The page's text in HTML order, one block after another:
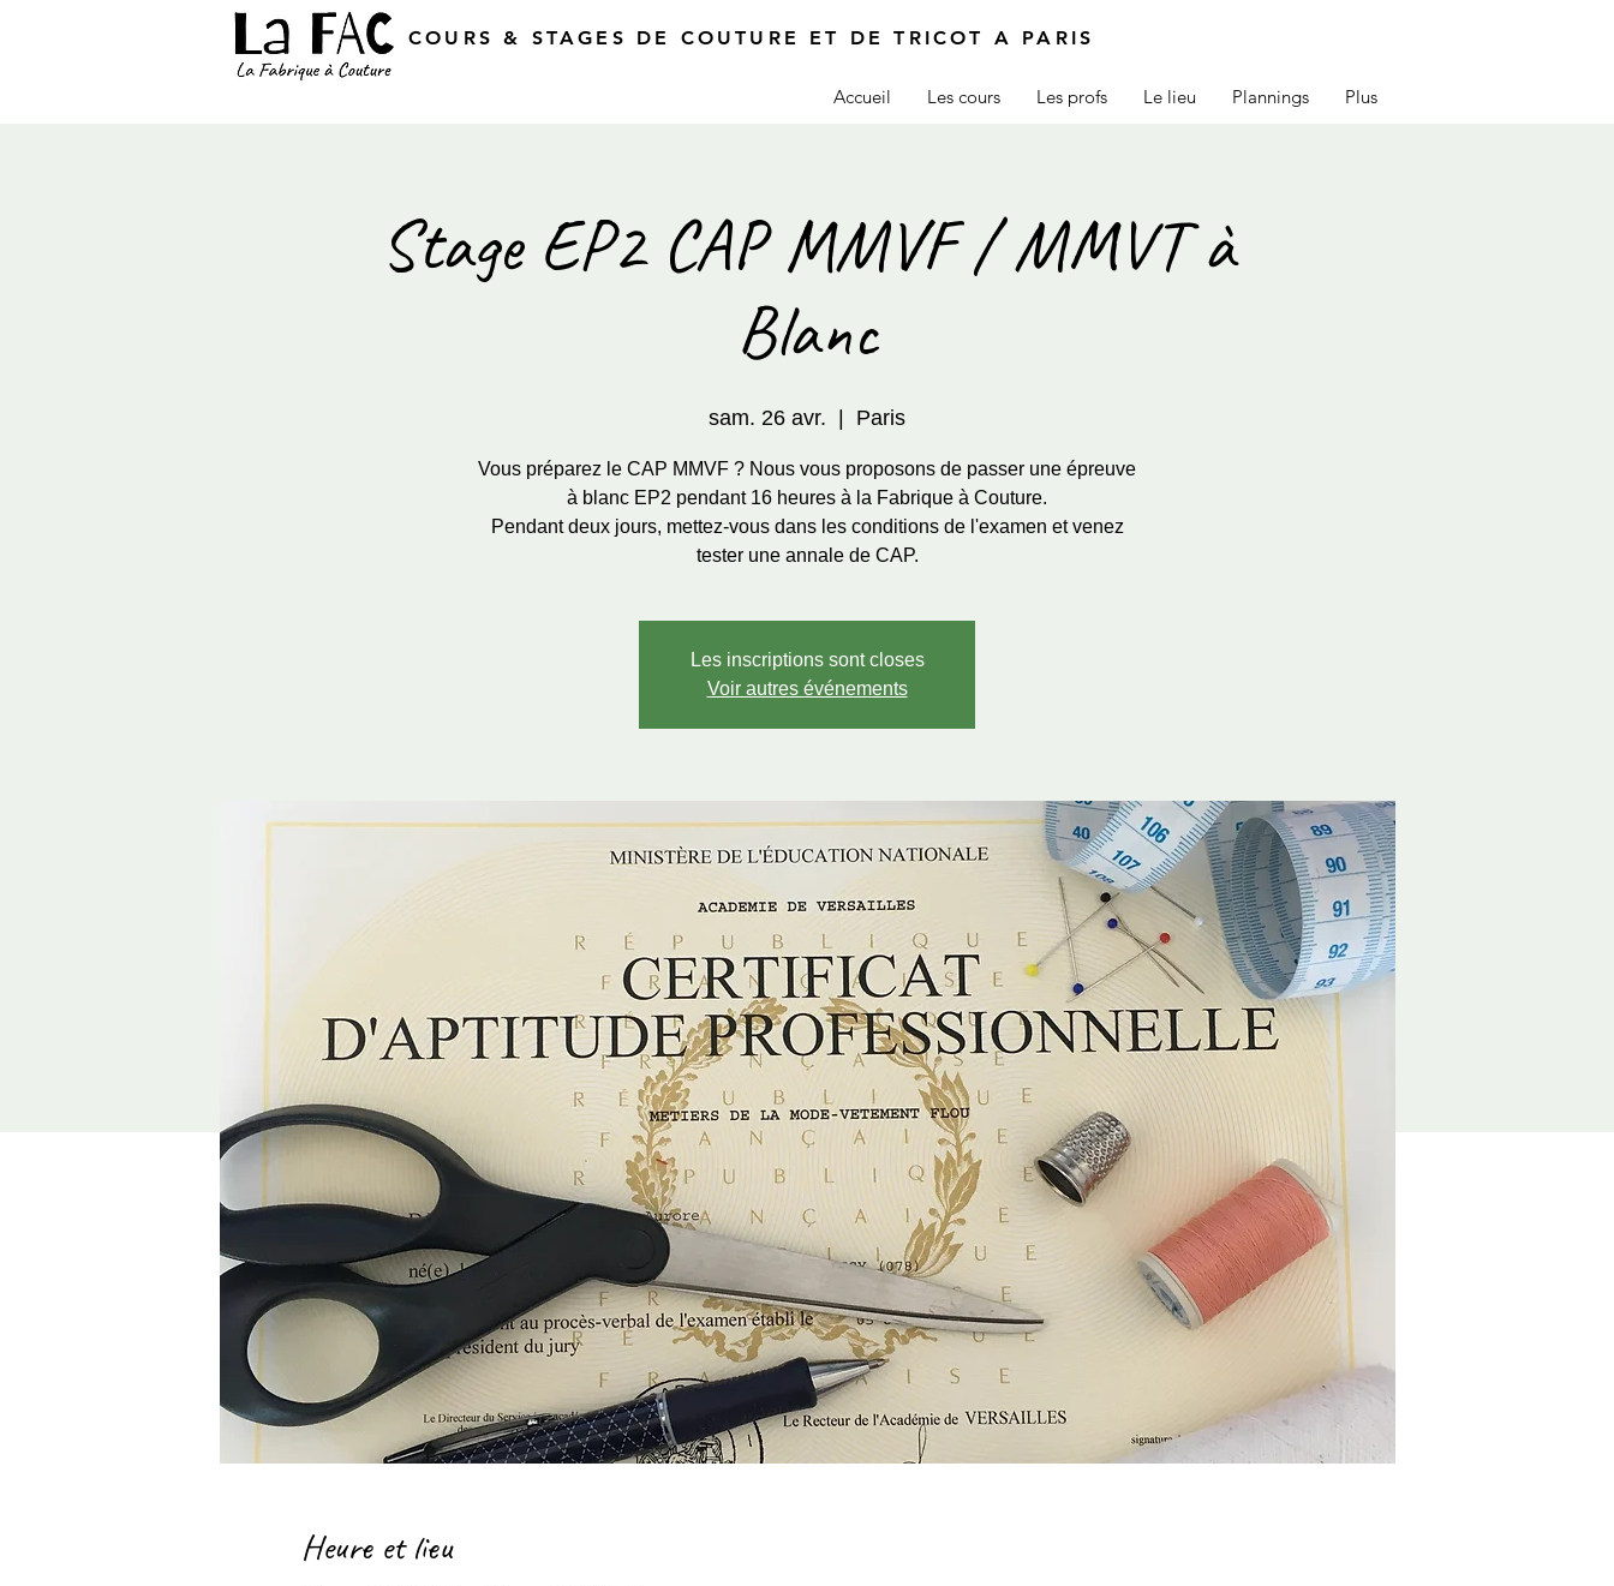
COURS & STAGES DE COUTURE ET DE TRICOT A PARIS
Accueil Les cours Les profs Le lieu Plannings Plus
Stage EP2 CAP MMVF / MMVT à
Blanc
sam. 26 avr. Paris
Vous préparez le CAP MMVF ? Nous vous proposons de passer une épreuve
à blanc EP2 pendant 16 heures à la Fabrique à Couture.
Pendant deux jours, mettez-vous dans les conditions de l'examen et venez
tester une annale de CAP.
Les inscriptions sont closes
Voir autres événements
Heure et lieu